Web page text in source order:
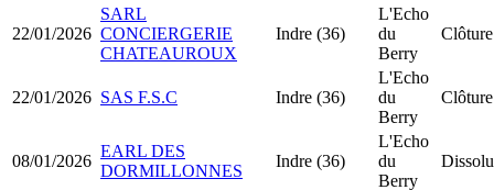
22/01/2026
SARL
CONCIERGERIE
CHATEAUROUX
Indre (36)
L'Echo
du
Berry
22/01/2026 SAS F.S.C Indre (36)
L'Echo
du
Berry
08/01/2026
EARL DES
DORMILLONNES
Indre (36)
L'Echo
du
Berry